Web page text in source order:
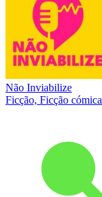
Não Inviabilize
Ficção, Ficção cómica